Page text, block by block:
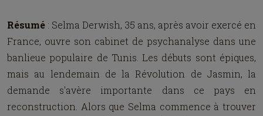
Résumé : Selma Derwish, 35 ans, après avoir exercé en
France, ouvre son cabinet de psychanalyse dans une
banlieue populaire de Tunis. Les débuts sont épiques,
mais au lendemain de la Révolution de Jasmin, la
demande s'avère importante dans ce pays en
reconstruction. Alors que Selma commence à trouver